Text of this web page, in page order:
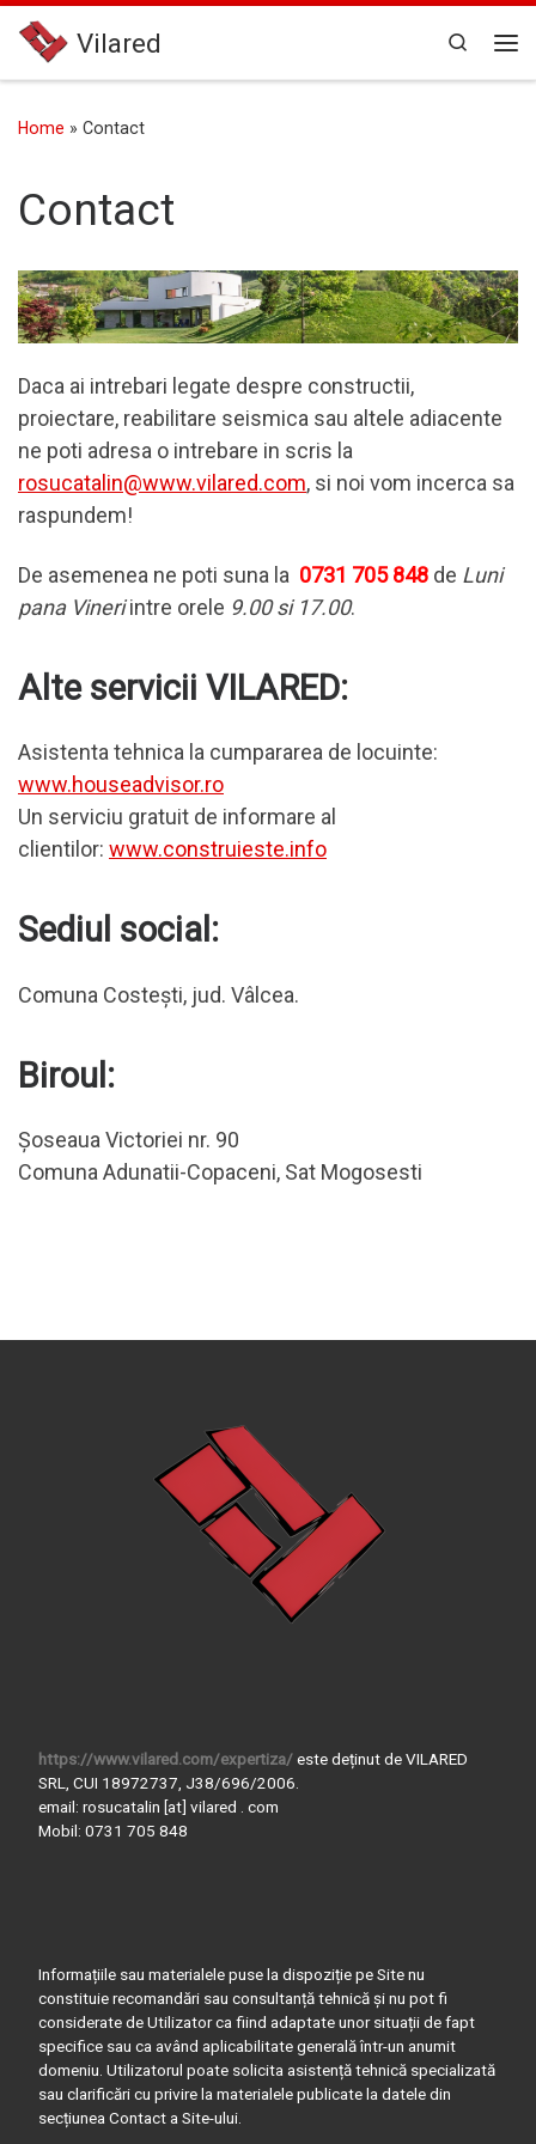
Skip to content
Vilared
Search
Home » Contact
Contact
Daca ai intrebari legate despre constructii,
proiectare, reabilitare seismica sau altele adiacente
ne poti adresa o intrebare in scris la
rosucatalin@www.vilared.com, si noi vom incerca sa
raspundem!
De asemenea ne poti suna la 0731 705 848 de Luni
pana Vineriintre orele 9.00 si 17.00.
Alte servicii VILARED:
Asistenta tehnica la cumpararea de locuinte:
www.houseadvisor.ro
Un serviciu gratuit de informare al
clientilor: www.construieste.info
Sediul social:
Comuna Costești, jud. Vâlcea.
Biroul:
Șoseaua Victoriei nr. 90
Comuna Adunatii-Copaceni, Sat Mogosesti
https://www.vilared.com/expertiza/este deținut de VILARED
SRL, CUI 18972737, J38/696/2006.
email: rosucatalin [at] vilared . com
Mobil: 0731 705 848
Informațiile sau materialele puse la dispoziție pe Site nu
constituie recomandări sau consultanță tehnică și nu pot fi
considerate de Utilizator ca fiind adaptate unor situații de fapt
specifice sau ca având aplicabilitate generală într-un anumit
domeniu. Utilizatorul poate solicita asistență tehnică specializată
sau clarificări cu privire la materialele publicate la datele din
secțiunea Contact a Site-ului.